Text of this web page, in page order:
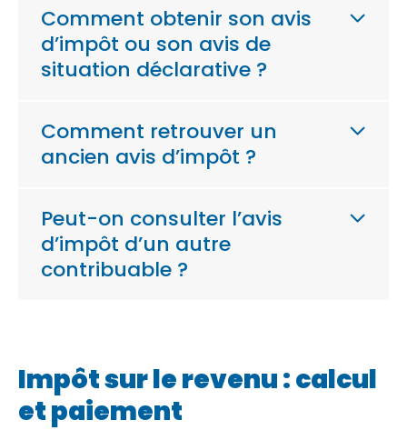
Comment obtenir son avis
d’impôt ou son avis de
situation déclarative ?
Comment retrouver un
ancien avis d’impôt ?
Peut-on consulter l’avis
d’impôt d’un autre
contribuable ?
Impôt sur le revenu : calcul
et paiement